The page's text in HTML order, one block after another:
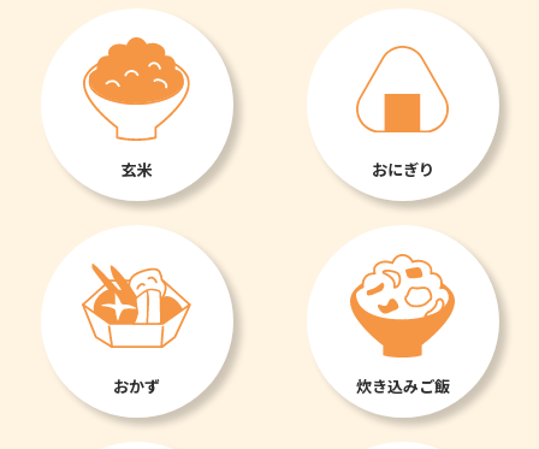
玄米 おにぎり
おかず 炊き込みご飯